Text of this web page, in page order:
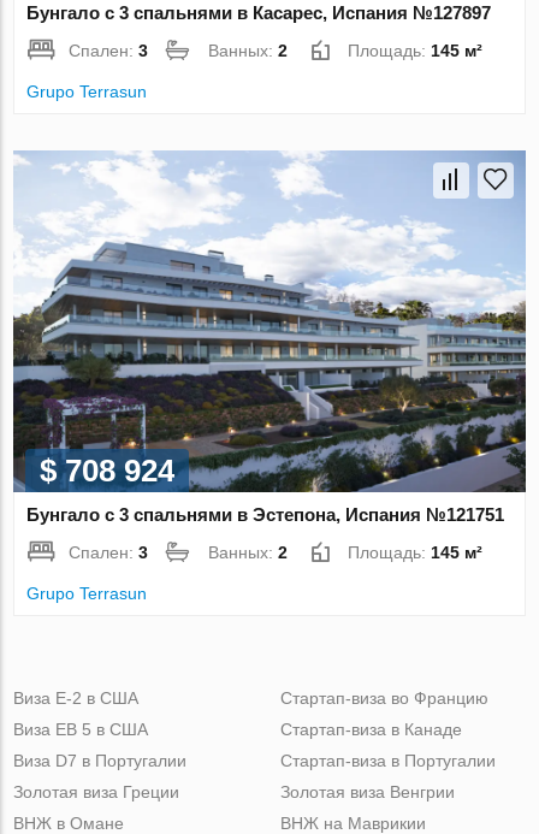
Бунгало с 3 спальнями в Касарес, Испания №127897
Спален:3 Ванных:2 Площадь: 145 м²
Grupo Terrasun
$ 708 924
Бунгало с 3 спальнями в Эстепона, Испания №121751
Спален:3 Ванных:2 Площадь: 145 м²
Grupo Terrasun
Виза Е-2 в США
Виза ЕВ 5 в США
Виза D7 в Португалии
Золотая виза Греции
Стартап-виза во Францию
Стартап-виза в Канаде
Стартап-виза в Португалии
Золотая виза Венгрии
ВНЖ в Омане
ВНЖ на Маврикии